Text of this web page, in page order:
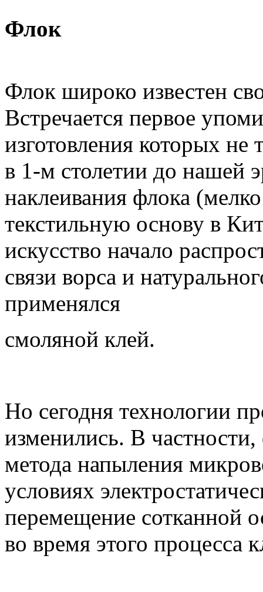
Флок
Флок широко известен
Встречается первое
изготовления которых не
в 1-м столетии до нашей
наклеивания флока
текстильную основу в
искусство начало
связи ворса и
применялся
смоляной клей.
Но сегодня технологии
изменились. В
метода напыления
условиях
перемещение сотканной
во время этого процесса